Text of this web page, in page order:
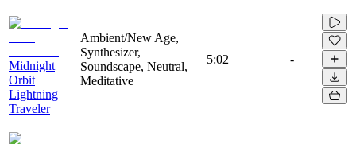
Midnight
Orbit
Lightning
Traveler
Ambient/New Age,
Synthesizer,
Soundscape, Neutral,
Meditative
5:02 -